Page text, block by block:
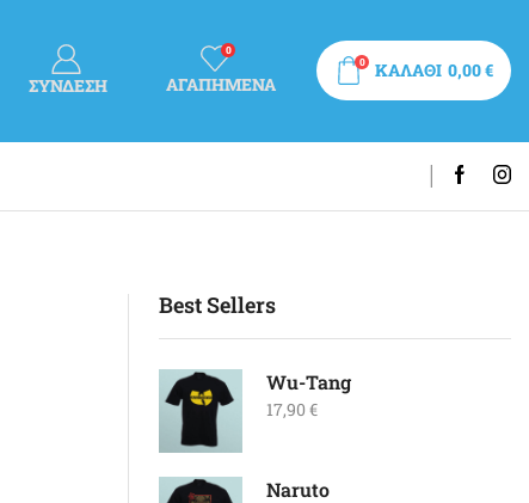
ΣΎΝΔΕΣΗ
0
ΑΓΑΠΗΜΕΝΑ
0 ΚΑΛΑΘΙ 0,00€
Best Sellers
Wu-Tang
17,90 €
Naruto